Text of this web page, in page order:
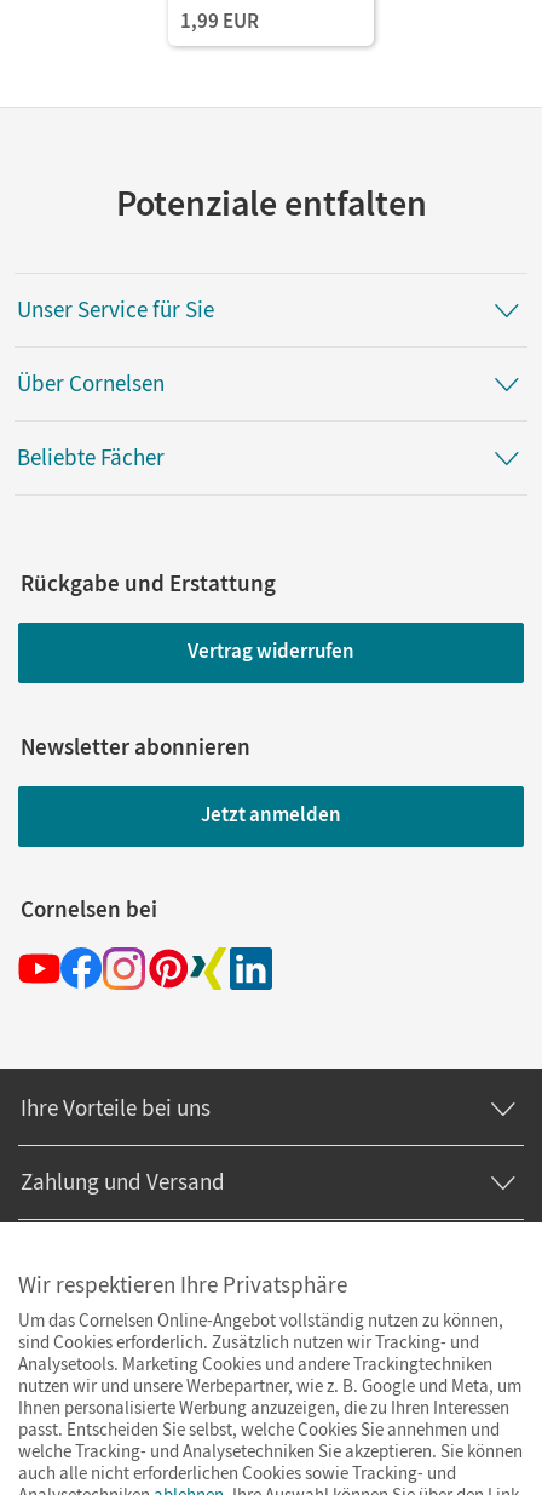
1,99 EUR
Potenziale entfalten
Unser Service für Sie
Über Cornelsen
Beliebte Fächer
Rückgabe und Erstattung
Vertrag widerrufen
Newsletter abonnieren
Jetzt anmelden
Cornelsen bei
Ihre Vorteile bei uns
Zahlung und Versand
Wir respektieren Ihre Privatsphäre
Um das Cornelsen Online-Angebot vollständig nutzen zu können,
sind Cookies erforderlich. Zusätzlich nutzen wir Tracking- und
Analysetools. Marketing Cookies und andere Trackingtechniken
nutzen wir und unsere Werbepartner, wie z. B. Google und Meta, um
Ihnen personalisierte Werbung anzuzeigen, die zu Ihren Interessen
passt. Entscheiden Sie selbst, welche Cookies Sie annehmen und
welche Tracking- und Analysetechniken Sie akzeptieren. Sie können
auch alle nicht erforderlichen Cookies sowie Tracking- und